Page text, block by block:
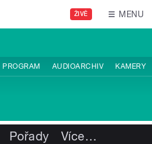
ŽIVĚ MENU
PROGRAM AUDIOARCHIV KAMERY
Pořady Více…